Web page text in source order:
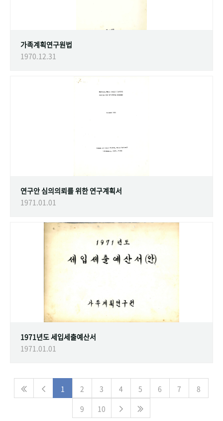
가족계획연구원법
1970.12.31
연구안 심의의뢰를 위한 연구계획서
1971.01.01
1971년도 세입세출예산서
1971.01.01
1 2 3 4 5 6 7
8
9
10